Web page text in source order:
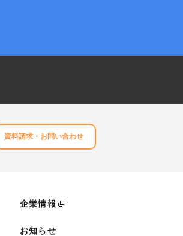
資料請求・お問い合わせ
企業情報
お知らせ